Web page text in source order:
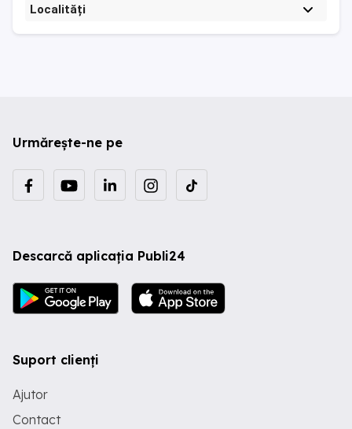
Localități
Urmărește-ne pe
Descarcă aplicația Publi24
Suport clienți
Ajutor
Contact